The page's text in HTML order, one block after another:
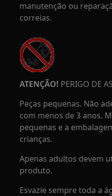
manutenção ou
correias.
ATENÇÃO! PERIGO DE
Peças pequenas. Não
com menos de 3 anos.
pequenas e a
crianças.
Apenas adultos devem
produto.
Esvazie sempre toda a